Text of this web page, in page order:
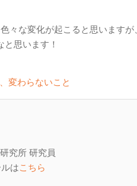
々な変化が起こると思います
思います！
変わらないこと
究所 研究員
はこちら